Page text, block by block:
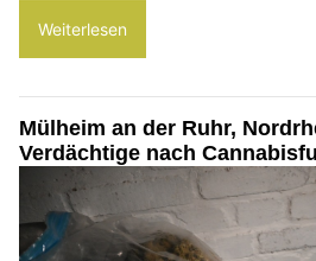
Weiterlesen
Mülheim an der Ruhr,
Verdächtige nach